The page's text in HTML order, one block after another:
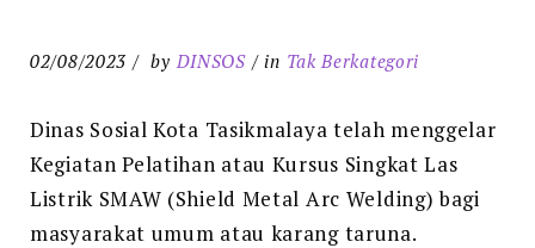
02/08/2023 by DINSOS in Tak Berkategori
Dinas Sosial Kota Tasikmalaya telah menggelar
Kegiatan Pelatihan atau Kursus Singkat Las
Listrik SMAW (Shield Metal Arc Welding) bagi
masyarakat umum atau karang taruna.